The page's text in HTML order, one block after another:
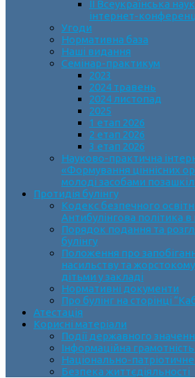
ІІ Всеукраїнська
інтернет-
Угоди
Нормативна база
Наші видання
Семінар-практикум
2023
2024 травень
2024 листопад
2025
1 етап 2026
2 етап 2026
3 етап 2026
Науково-практична
«Формування ціннісних
молоді засобами
Протидія булінгу
Кодекс безпечного
Антибулінгова політика
Порядок подання та
булінгу
Положення про
насильству та
дітьми у закладі
Нормативні документи
Про булінг на сторінці
Атестація
Корисні матеріали
Події державного
Інформаційна
Національно-
Безпека життєдіяльності